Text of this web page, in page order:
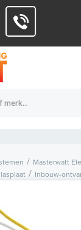
(incl. BTW)
Masterwatt
Inbouw-